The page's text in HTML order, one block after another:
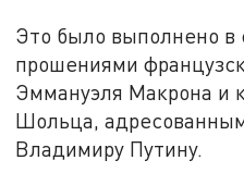
Это было выполнено в
прошениями
Эммануэля Макрона и
Шольца,
Владимиру Путину.